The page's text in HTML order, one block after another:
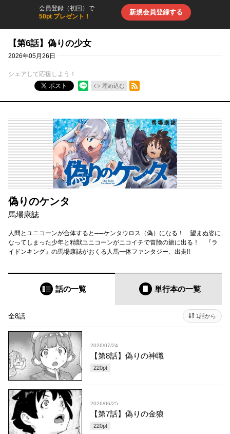
会員登録（初回）で
50pt プレゼント！
新規会員登録する
【第6話】偽りの少女
2026年05月26日
シェアして応援しよう！
ポスト
埋め込む
RSSフィード
偽りのケンタ
馬場康誌
人間とユニコーンが合体すると──ケンタウロス（偽）になる！ 望まぬ姿に
なってしまった少年と精獣ユニコーンがニコイチで冒険の旅に出る！ 『ラ
イドンキング』の馬場康誌がおくる人馬一体ファンタジー、出走!!
話の一覧 単行本の一覧
全8話 1話から
2026/07/24
【第8話】偽りの神職
220pt
2026/06/25
【第7話】偽りの金狼
220pt